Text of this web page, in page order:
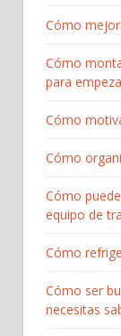
Cómo
Cómo
para
Cómo
Cómo
Cómo
equipo de
Cómo
Cómo ser
necesitas